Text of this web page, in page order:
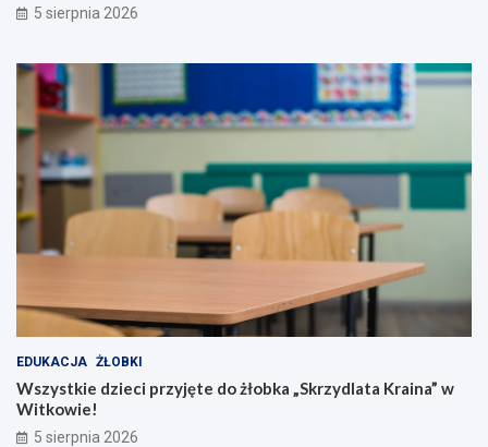
5 sierpnia 2026
EDUKACJA ŻŁOBKI
Wszystkie dzieci przyjęte do żłobka „Skrzydlata Kraina” w
Witkowie!
5 sierpnia 2026